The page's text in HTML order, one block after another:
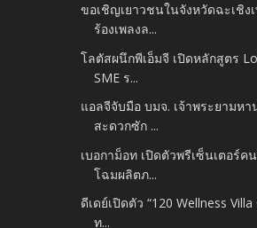
ขอเชิญเยาวชนในจังหวัดฉะเชิง
ร้องเพลงล...
โลตัสผนึกพีเอ็มจี เปิดหลักสูตร
SME ร...
แอลจีจับมือ บมจ. เจ้าพระยามห
สะดวกซัก ...
เบอกาม็อท เปิดตัวพรีเซ็นเตอร์ค
โฉมผลิตภ...
ดีเดย์เปิดตัว “120 Wellness
ท...